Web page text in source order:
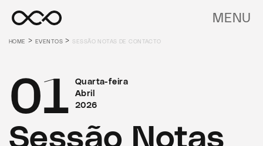
MENU
HOME >EVENTOS > SESSÃO NOTAS DE CONTACTO
Quarta-feira
Abril
2026
01
Sessão Notas